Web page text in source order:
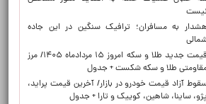
نیست
هشدار به مسافران؛ ترافیک سنگین در این جاده
قیمت جدید طلا و سکه امروز ۱۵ مردادماه ۱۴۰۵/ مرز
طلا و سکه شکست + جدول
آزاد قیمت خودرو در بازار/ آخرین قیمت پراید،
پژو، ساینا، شاهین، کوییک و تارا + جدول